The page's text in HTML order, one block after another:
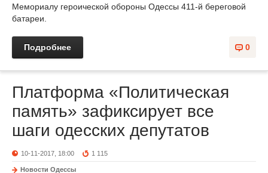
Мемориалу героической обороны Одессы 411-й береговой
батареи.
0
Подробнее
Платформа «Политическая
память» зафиксирует все
шаги одесских депутатов
10-11-2017, 18:00 1 115
Новости Одессы